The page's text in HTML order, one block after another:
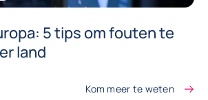
5 tips om fouten te
land
Kom meer te weten